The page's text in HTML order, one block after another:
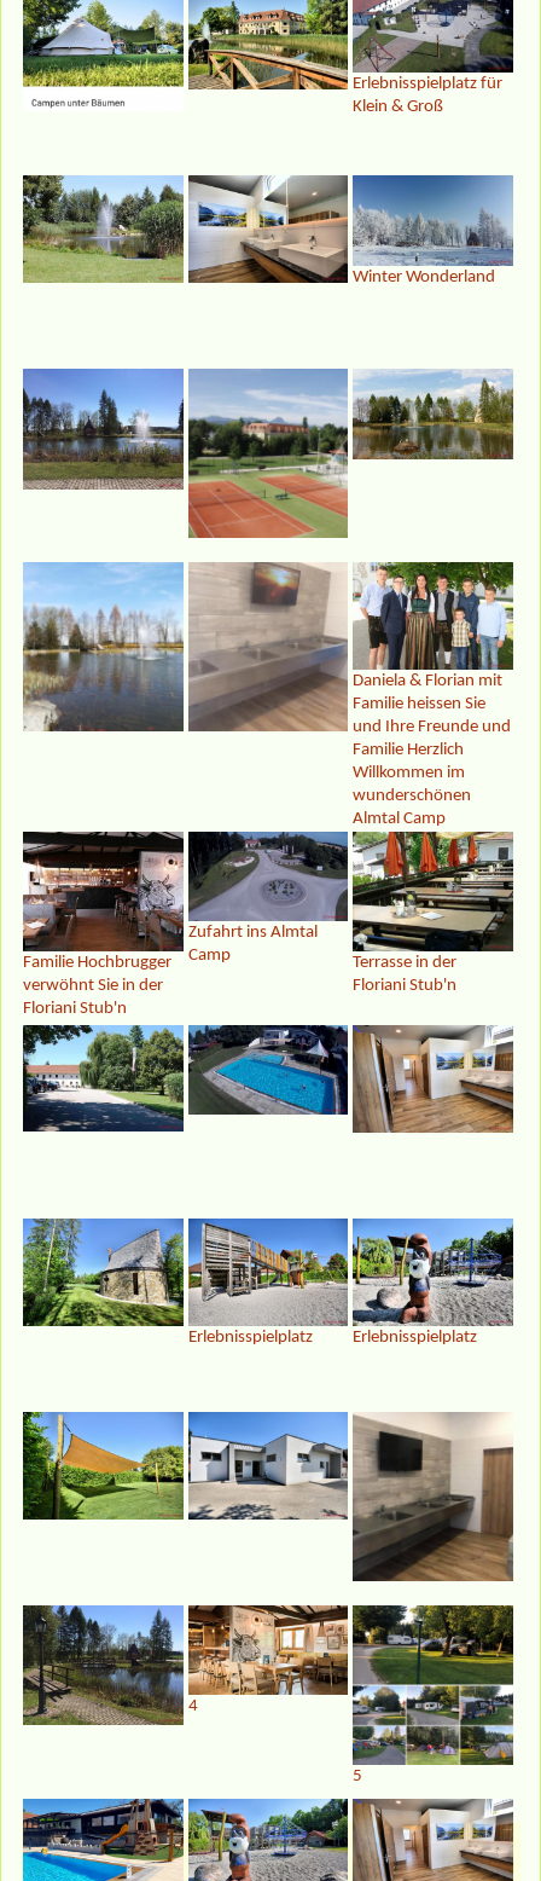
Erlebnisspielplatz für
Klein & Groß
Winter Wonderland
Daniela & Florian mit
Familie heissen Sie
und Ihre Freunde und
Familie Herzlich
Willkommen im
wunderschönen
Almtal Camp
Familie Hochbrugger
verwöhnt Sie in der
Floriani Stub'n
Zufahrt ins Almtal
Camp
Terrasse in der
Floriani Stub'n
Erlebnisspielplatz Erlebnisspielplatz
4
5